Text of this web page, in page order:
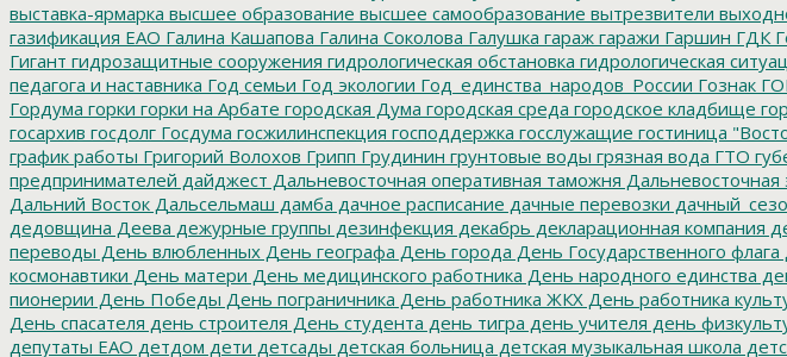
выставка-ярмарка высшее образование высшее самообразование вытрезвители
газификация ЕАО Галина Кашапова Галина Соколова Галушка гараж гаражи Гаршин ГДК
Гигант гидрозащитные сооружения гидрологическая обстановка гидрологическая
педагога и наставника Год семьи Год экологии Год_единства_народов_России Гознак
Гордума горки горки на Арбате городская Дума городская среда городское кладбище
госархив госдолг Госдума госжилинспекция господдержка госслужащие гостиница
график работы Григорий Волохов Грипп Грудинин грунтовые воды грязная вода ГТО
предпринимателей дайджест Дальневосточная оперативная таможня Дальневосточная
Дальний Восток Дальсельмаш дамба дачное расписание дачные перевозки
дедовщина Деева дежурные группы дезинфекция декабрь декларационная компания
переводы День влюбленных День географа День города День Государственного флага
космонавтики День матери День медицинского работника День народного единства
пионерии День Победы День пограничника День работника ЖКХ День работника
День спасателя день строителя День студента день тигра день учителя день
депутаты ЕАО детдом дети детсады детская больница детская музыкальная школа